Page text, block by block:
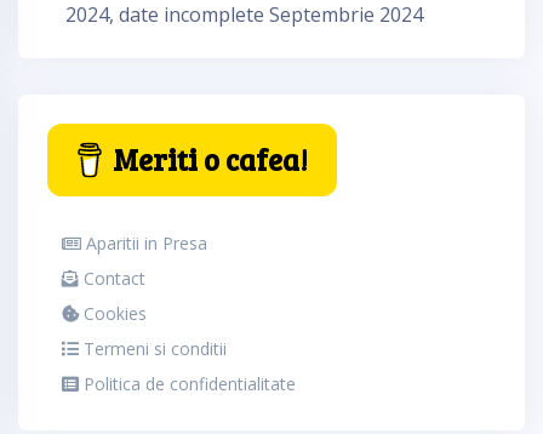
2024, date incomplete Septembrie 2024
Meriti o cafea!
Aparitii in Presa
Contact
Cookies
Termeni si conditii
Politica de confidentialitate